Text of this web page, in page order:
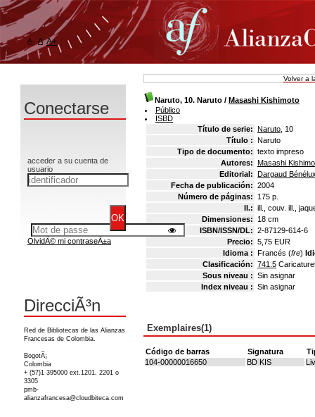
Volver a
Naruto, 10. Naruto / Masashi Kishimoto
Público
ISBD
Título de serie: Naruto , 10
Título : Naruto
Tipo de documento: texto impreso
Autores: Masashi
Editorial: Dargaud
Fecha de publicación: 2004
Número de páginas:
175 p.
Il.: ill., couv. ill.,
Dimensiones:
18 cm
ISBN/ISSN/DL: 2-87129-614-6
Precio: 5,75 EUR
Idioma : Francés (fre)
Clasificación: 741.5
Sous niveau : Sin asignar
Index niveau : Sin asignar
Exemplaires(1)
Código de barras Signatura
104-00000016650
BD KIS
A- A A+
Conectarse
acceder a su cuenta de
usuario
OlvidÃ© mi contraseÃ±a
DirecciÃ³n
Red de Bibliotecas de las Alianzas
Francesas de Colombia.
BogotÃ¡
Colombia
+ (57)1 395000 ext.1201, 2201 o
3305
pmb-
alianzafrancesa@cloudbiteca.com